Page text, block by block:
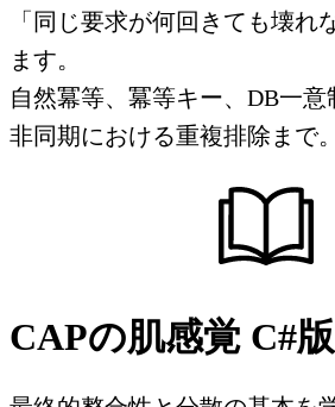
「同じ要求が何回きても壊れ
ます。
自然冪等、冪等キー、DB一意
非同期における重複排除まで。
CAPの肌感覚 C#版